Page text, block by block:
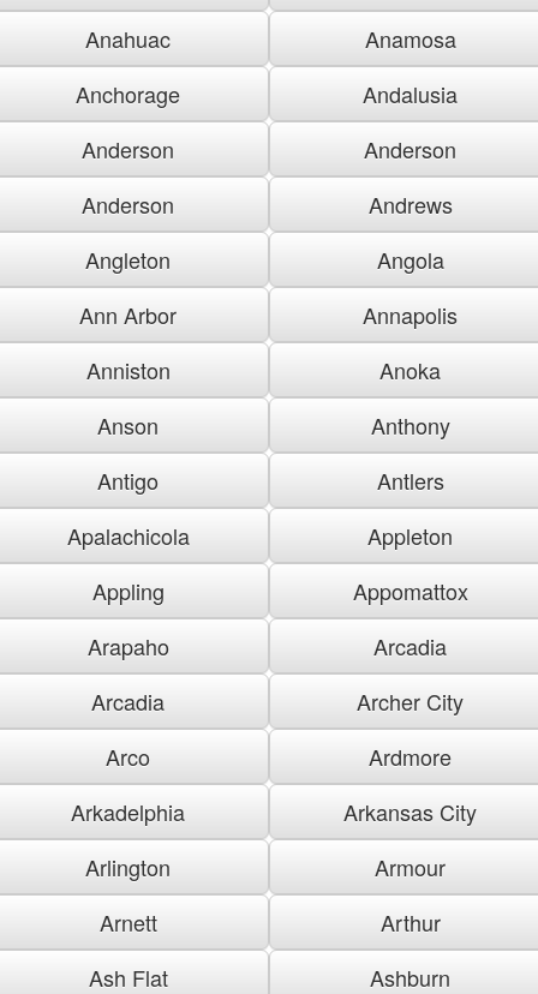
Anahuac
Anamosa
Anchorage
Andalusia
Anderson
Anderson
Anderson
Andrews
Angleton
Angola
Ann Arbor
Annapolis
Anniston
Anoka
Anson
Anthony
Antigo
Antlers
Apalachicola
Appleton
Appling
Appomattox
Arapaho
Arcadia
Arcadia
Archer City
Arco
Ardmore
Arkadelphia
Arkansas City
Arlington
Armour
Arnett
Arthur
Ash Flat
Ashburn